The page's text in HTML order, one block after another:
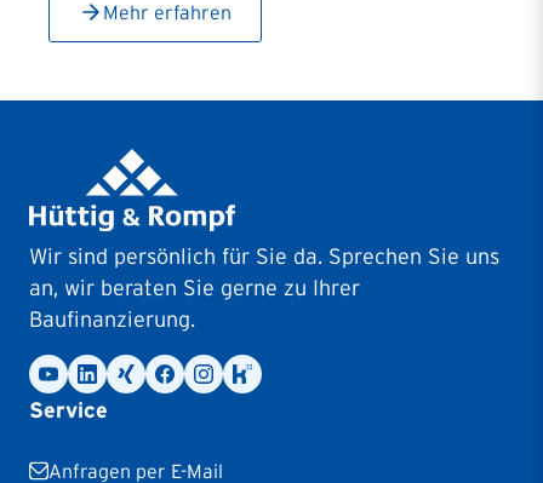
Mehr erfahren
Wir sind persönlich für Sie da. Sprechen Sie uns
an, wir beraten Sie gerne zu Ihrer
Baufinanzierung.
Service
Anfragen per E-Mail